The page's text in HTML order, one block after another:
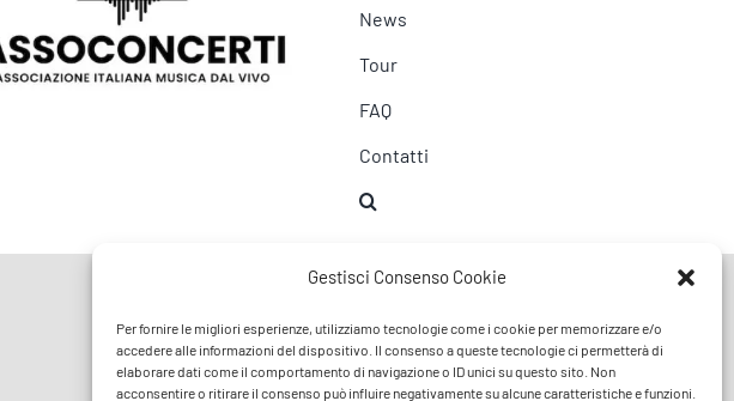
Gestisci Consenso Cookie
Per fornire le migliori esperienze, utilizziamo tecnologie come i cookie per memorizzare e/o
accedere alle informazioni del dispositivo. Il consenso a queste tecnologie ci permetterà di
elaborare dati come il comportamento di navigazione o ID unici su questo sito. Non
acconsentire o ritirare il consenso può influire negativamente su alcune caratteristiche e funzioni.
News
Tour
FAQ
Contatti